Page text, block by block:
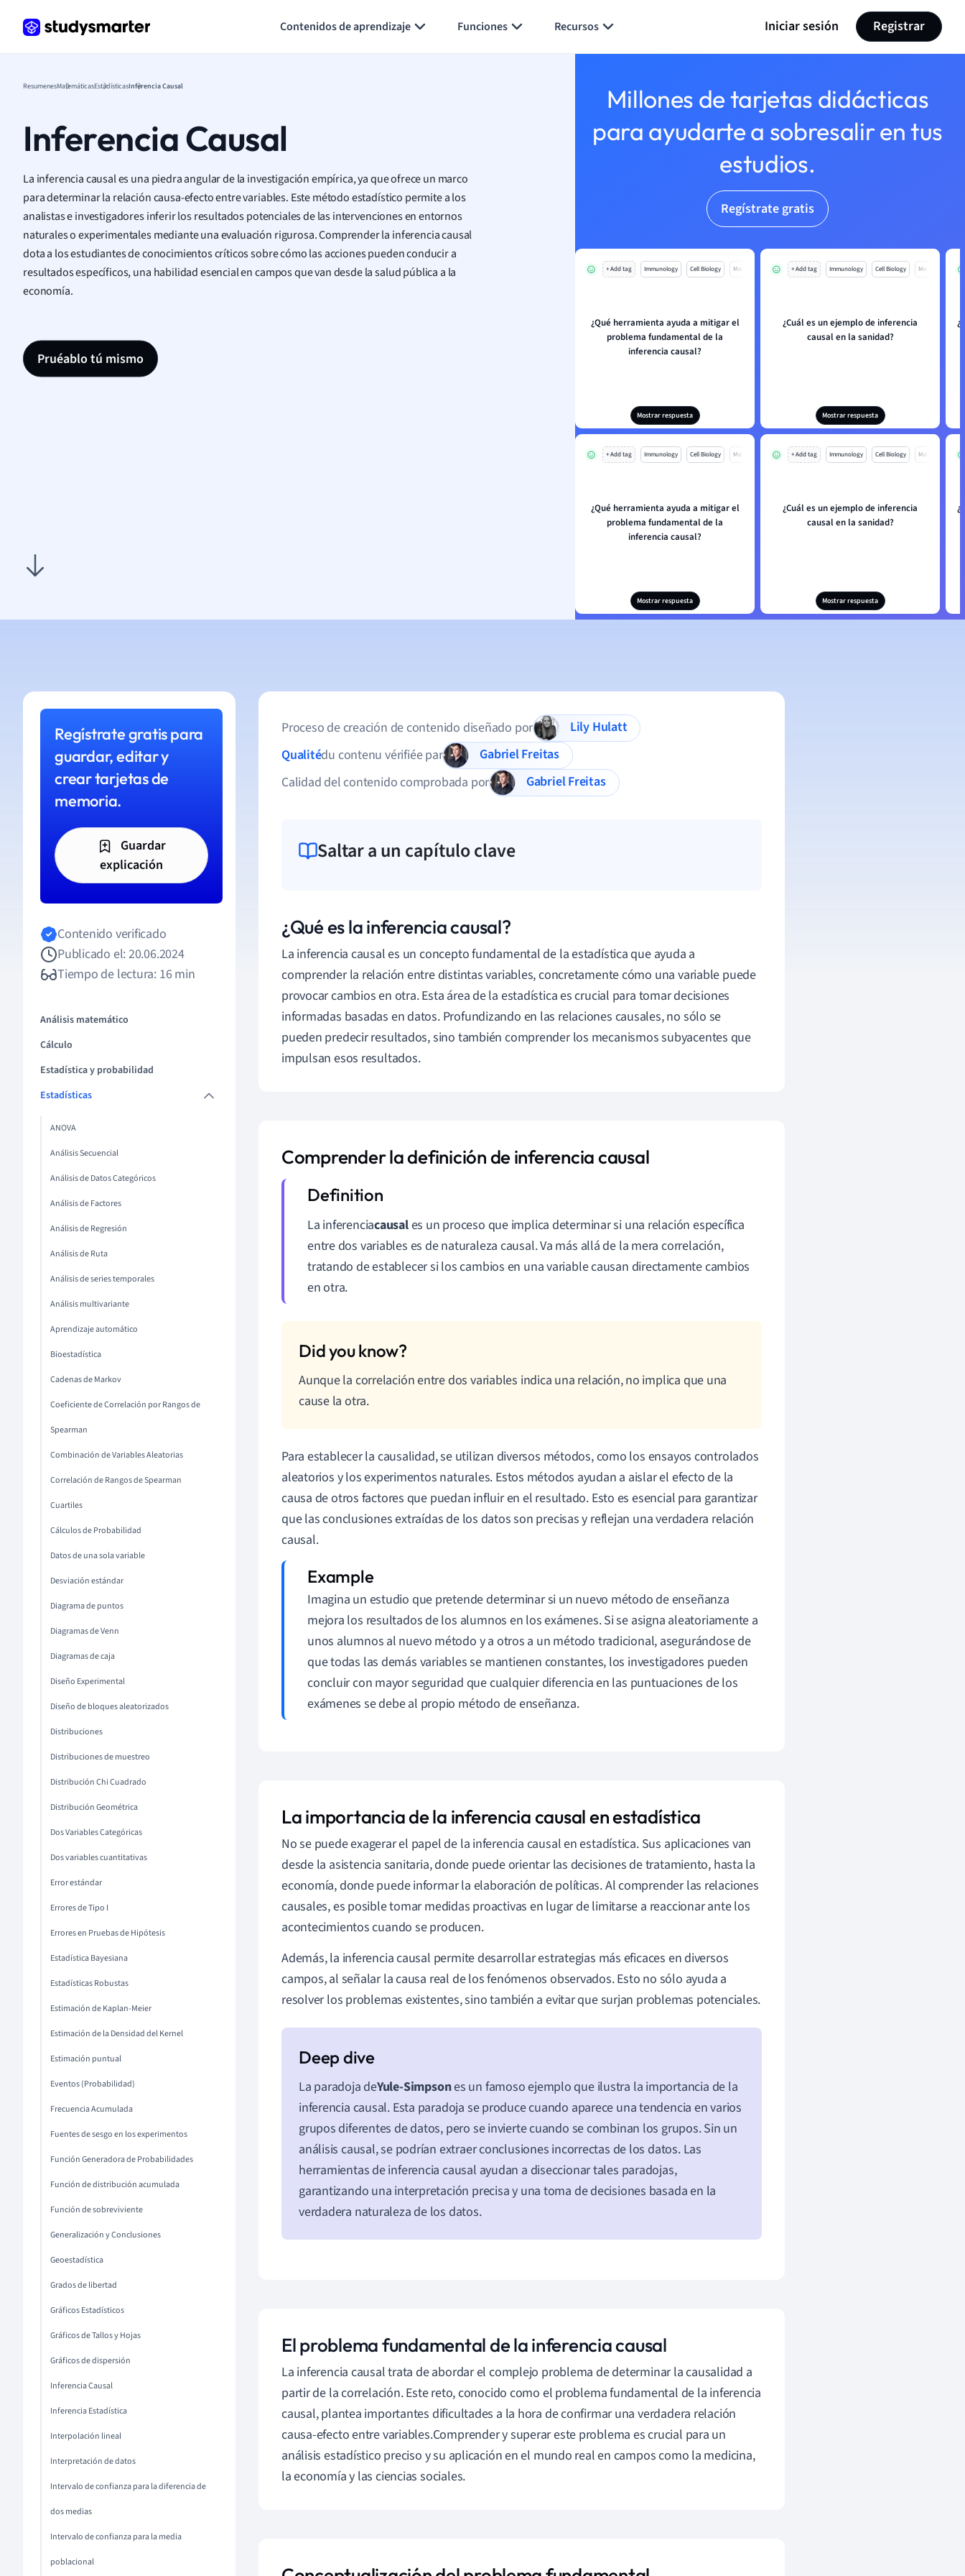
Contenidos de aprendizaje Funciones Recursos Iniciar sesión Registrar
ResumenesMatemáticasEstadísticasInferencia Causal
Inferencia Causal
La inferencia causal es una piedra angular de la investigación empírica, ya que ofrece un marco
para determinar la relación causa-efecto entre variables. Este método estadístico permite a los
analistas e investigadores inferir los resultados potenciales de las intervenciones en entornos
naturales o experimentales mediante una evaluación rigurosa. Comprender la inferencia causal
dota a los estudiantes de conocimientos críticos sobre cómo las acciones pueden conducir a
resultados específicos, una habilidad esencial en campos que van desde la salud pública a la
economía.
Pruéablo tú mismo
Millones de tarjetas didácticas
para ayudarte a sobresalir en tus
estudios.
Regístrate gratis
+ Add tag Immunology Cell Biology Mo
¿Qué herramienta ayuda a mitigar el
problema fundamental de la
inferencia causal?
Mostrar respuesta
+ Add tag Immunology Cell Biology Mo
¿Cuál es un ejemplo de inferencia
causal en la sanidad?
Mostrar respuesta
+ Add tag Immunology Cell Biology Mo
¿Qué herramienta ayuda a mitigar el
problema fundamental de la
inferencia causal?
Mostrar respuesta
+ Add tag Immunology Cell Biology Mo
¿Cuál es un ejemplo de inferencia
causal en la sanidad?
Mostrar respuesta
Regístrate gratis para
guardar, editar y
crear tarjetas de
memoria.
Guardar
explicación
Contenido verificado
Publicado el: 20.06.2024
Tiempo de lectura: 16 min
Análisis matemático
Cálculo
Estadística y probabilidad
Estadísticas
ANOVA
Análisis Secuencial
Análisis de Datos Categóricos
Análisis de Factores
Análisis de Regresión
Análisis de Ruta
Análisis de series temporales
Análisis multivariante
Aprendizaje automático
Bioestadística
Cadenas de Markov
Coeficiente de Correlación por Rangos de
Spearman
Combinación de Variables Aleatorias
Correlación de Rangos de Spearman
Cuartiles
Cálculos de Probabilidad
Datos de una sola variable
Desviación estándar
Diagrama de puntos
Diagramas de Venn
Diagramas de caja
Diseño Experimental
Diseño de bloques aleatorizados
Distribuciones
Distribuciones de muestreo
Distribución Chi Cuadrado
Distribución Geométrica
Dos Variables Categóricas
Dos variables cuantitativas
Error estándar
Errores de Tipo I
Errores en Pruebas de Hipótesis
Estadística Bayesiana
Estadísticas Robustas
Estimación de Kaplan-Meier
Estimación de la Densidad del Kernel
Estimación puntual
Eventos (Probabilidad)
Frecuencia Acumulada
Fuentes de sesgo en los experimentos
Función Generadora de Probabilidades
Función de distribución acumulada
Función de sobreviviente
Generalización y Conclusiones
Geoestadística
Grados de libertad
Gráficos Estadísticos
Gráficos de Tallos y Hojas
Gráficos de dispersión
Inferencia Causal
Inferencia Estadística
Interpolación lineal
Interpretación de datos
Intervalo de confianza para la diferencia de
dos medias
Intervalo de confianza para la media
poblacional
Proceso de creación de contenido diseñado por
Lily Hulatt
Qualitédu contenu vérifiée par
Gabriel Freitas
Calidad del contenido comprobada por
Gabriel Freitas
Saltar a un capítulo clave
¿Qué es la inferencia causal?
La inferencia causal es un concepto fundamental de la estadística que ayuda a
comprender la relación entre distintas variables, concretamente cómo una variable puede
provocar cambios en otra. Esta área de la estadística es crucial para tomar decisiones
informadas basadas en datos. Profundizando en las relaciones causales, no sólo se
pueden predecir resultados, sino también comprender los mecanismos subyacentes que
impulsan esos resultados.
Comprender la definición de inferencia causal
La inferenciacausales un proceso que implica determinar si una relación específica
entre dos variables es de naturaleza causal. Va más allá de la mera correlación,
tratando de establecer si los cambios en una variable causan directamente cambios
en otra.
Aunque la correlación entre dos variables indica una relación, no implica que una
cause la otra.
Para establecer la causalidad, se utilizan diversos métodos, como los ensayos controlados
aleatorios y los experimentos naturales. Estos métodos ayudan a aislar el efecto de la
causa de otros factores que puedan influir en el resultado. Esto es esencial para garantizar
que las conclusiones extraídas de los datos son precisas y reflejan una verdadera relación
causal.
Imagina un estudio que pretende determinar si un nuevo método de enseñanza
mejora los resultados de los alumnos en los exámenes. Si se asigna aleatoriamente a
unos alumnos al nuevo método y a otros a un método tradicional, asegurándose de
que todas las demás variables se mantienen constantes, los investigadores pueden
concluir con mayor seguridad que cualquier diferencia en las puntuaciones de los
exámenes se debe al propio método de enseñanza.
La importancia de la inferencia causal en estadística
No se puede exagerar el papel de la inferencia causal en estadística. Sus aplicaciones van
desde la asistencia sanitaria, donde puede orientar las decisiones de tratamiento, hasta la
economía, donde puede informar la elaboración de políticas. Al comprender las relaciones
causales, es posible tomar medidas proactivas en lugar de limitarse a reaccionar ante los
acontecimientos cuando se producen.
Además, la inferencia causal permite desarrollar estrategias más eficaces en diversos
campos, al señalar la causa real de los fenómenos observados. Esto no sólo ayuda a
resolver los problemas existentes, sino también a evitar que surjan problemas potenciales.
La paradoja deYule-Simpsones un famoso ejemplo que ilustra la importancia de la
inferencia causal. Esta paradoja se produce cuando aparece una tendencia en varios
grupos diferentes de datos, pero se invierte cuando se combinan los grupos. Sin un
análisis causal, se podrían extraer conclusiones incorrectas de los datos. Las
herramientas de inferencia causal ayudan a diseccionar tales paradojas,
garantizando una interpretación precisa y una toma de decisiones basada en la
verdadera naturaleza de los datos.
El problema fundamental de la inferencia causal
La inferencia causal trata de abordar el complejo problema de determinar la causalidad a
partir de la correlación. Este reto, conocido como el problema fundamental de la inferencia
causal, plantea importantes dificultades a la hora de confirmar una verdadera relación
causa-efecto entre variables.Comprender y superar este problema es crucial para un
análisis estadístico preciso y su aplicación en el mundo real en campos como la medicina,
la economía y las ciencias sociales.